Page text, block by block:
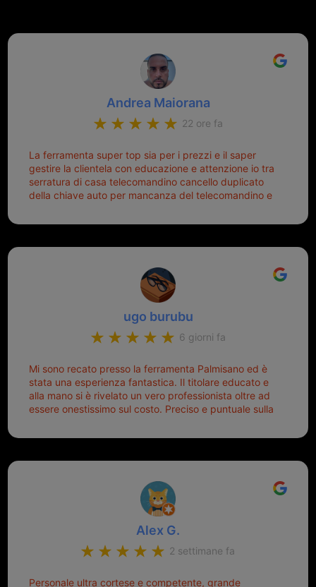
Andrea Maiorana
22 ore fa
La ferramenta super top sia per i prezzi e il saper
gestire la clientela con educazione e attenzione io tra
serratura di casa telecomandino cancello duplicato
della chiave auto per mancanza del telecomandino e
meglio ferramenta de ostia e poi il prorietario il signor
ugo burubu
6 giorni fa
Mi sono recato presso la ferramenta Palmisano ed è
stata una esperienza fantastica. Il titolare educato e
alla mano si è rivelato un vero professionista oltre ad
essere onestissimo sul costo. Preciso e puntuale sulla
Alex G.
2 settimane fa
Personale ultra cortese e competente, grande